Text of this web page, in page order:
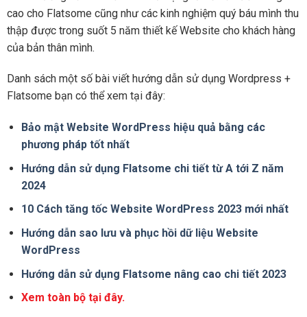
cao cho Flatsome cũng như các kinh nghiệm quý báu mình thu
thập được trong suốt 5 năm thiết kế Website cho khách hàng
của bản thân mình.
Danh sách một số bài viết hướng dẫn sử dụng Wordpress +
Flatsome bạn có thể xem tại đây:
Bảo mật Website WordPress hiệu quả bằng các
phương pháp tốt nhất
Hướng dẫn sử dụng Flatsome chi tiết từ A tới Z năm
2024
10 Cách tăng tốc Website WordPress 2023 mới nhất
Hướng dẫn sao lưu và phục hồi dữ liệu Website
WordPress
Hướng dẫn sử dụng Flatsome nâng cao chi tiết 2023
Xem toàn bộ tại đây.